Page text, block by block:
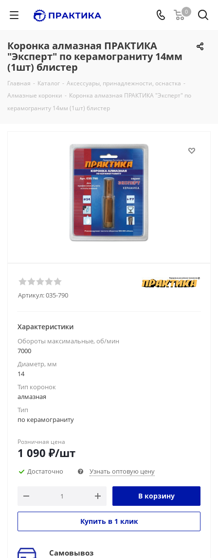
0
Коронка алмазная ПРАКТИКА
"Эксперт" по керамограниту 14мм
(1шт) блистер
Главная - Каталог - Аксессуары, принадлежности, оснастка -
Алмазные коронки - Коронка алмазная ПРАКТИКА "Эксперт" по
керамограниту 14мм (1шт) блистер
Артикул:035-790
Характеристики
Обороты максимальные, об/мин
7000
Диаметр, мм
14
Тип коронок
алмазная
Тип
по керамограниту
Розничная цена
1 090 ₽/шт
Достаточно Узнать оптовую цену
В корзину
Купить в 1 клик
Самовывоз